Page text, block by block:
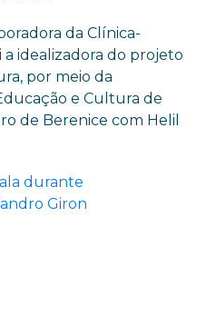
da Clínica-
a idealizadora do projeto
por meio da
e Cultura de
de Berenice com Helil